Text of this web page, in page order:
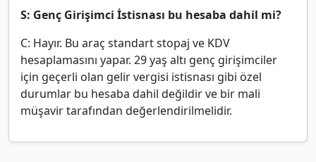
S: Genç Girişimci İstisnası bu hesaba dahil mi?
C: Hayır. Bu araç standart stopaj ve KDV
hesaplamasını yapar. 29 yaş altı genç girişimciler
için geçerli olan gelir vergisi istisnası gibi özel
durumlar bu hesaba dahil değildir ve bir mali
müşavir tarafından değerlendirilmelidir.